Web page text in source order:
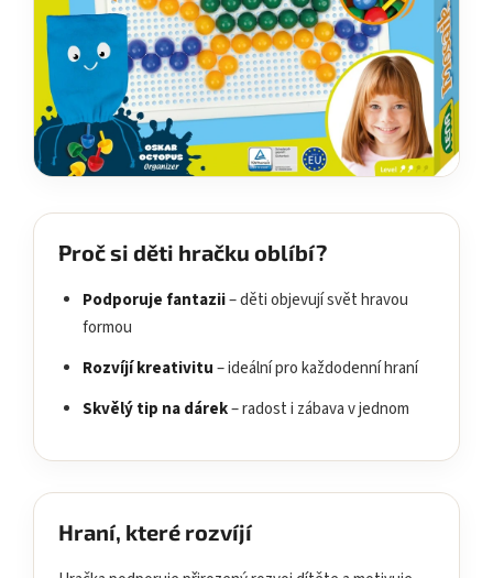
Proč si děti hračku oblíbí?
Podporuje fantazii– děti objevují svět hravou
formou
Rozvíjí kreativitu– ideální pro každodenní hraní
Skvělý tip na dárek– radost i zábava v jednom
Hraní, které rozvíjí